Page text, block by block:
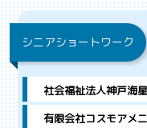
シニアショートワーク
社会福祉法人神戸海
有限会社コスモアメ